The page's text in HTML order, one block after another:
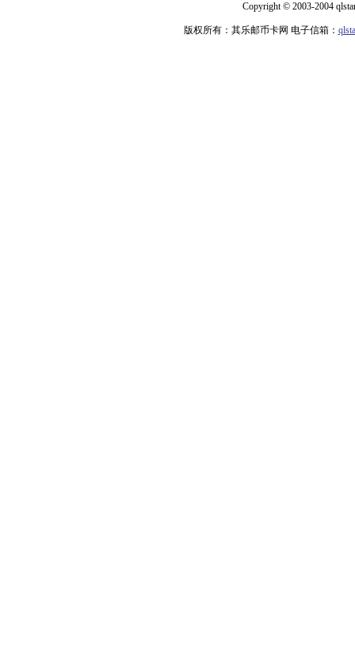
Copyright © 2003-2004
版权所有：其乐邮币卡网 电子信箱：